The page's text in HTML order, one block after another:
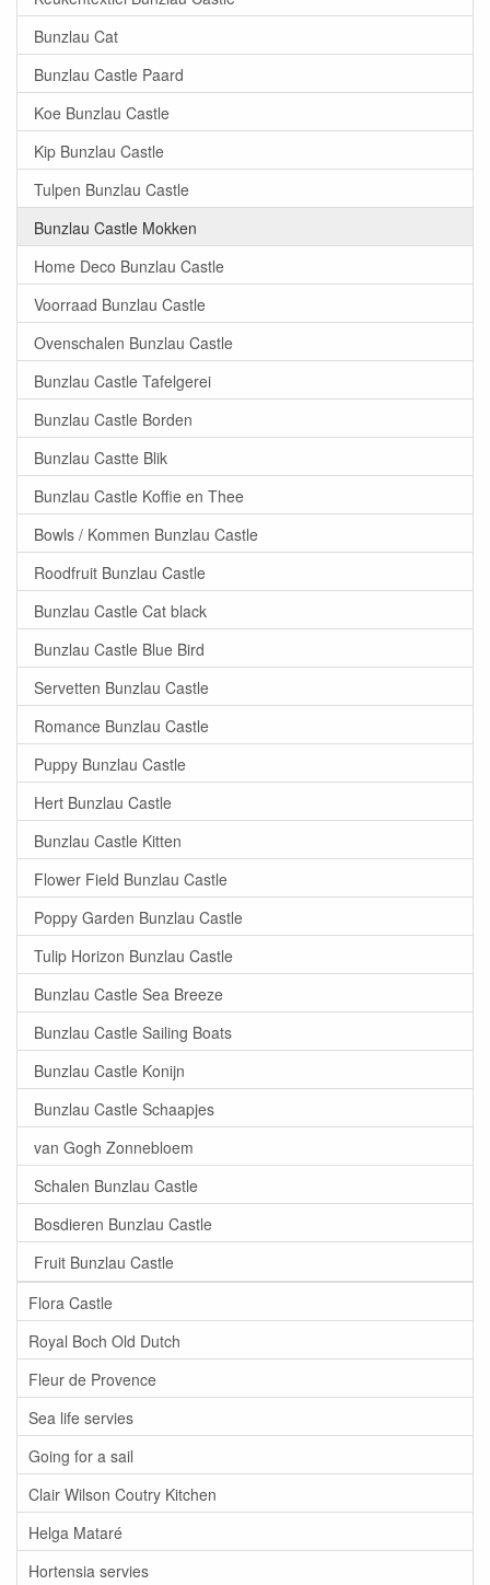
Bunzlau Cat
Bunzlau Castle Paard
Koe Bunzlau Castle
Kip Bunzlau Castle
Tulpen Bunzlau Castle
Bunzlau Castle Mokken
Home Deco Bunzlau Castle
Voorraad Bunzlau Castle
Ovenschalen Bunzlau Castle
Bunzlau Castle Tafelgerei
Bunzlau Castle Borden
Bunzlau Castte Blik
Bunzlau Castle Koffie en Thee
Bowls / Kommen Bunzlau Castle
Roodfruit Bunzlau Castle
Bunzlau Castle Cat black
Bunzlau Castle Blue Bird
Servetten Bunzlau Castle
Romance Bunzlau Castle
Puppy Bunzlau Castle
Hert Bunzlau Castle
Bunzlau Castle Kitten
Flower Field Bunzlau Castle
Poppy Garden Bunzlau Castle
Tulip Horizon Bunzlau Castle
Bunzlau Castle Sea Breeze
Bunzlau Castle Sailing Boats
Bunzlau Castle Konijn
Bunzlau Castle Schaapjes
van Gogh Zonnebloem
Schalen Bunzlau Castle
Bosdieren Bunzlau Castle
Fruit Bunzlau Castle
Flora Castle
Royal Boch Old Dutch
Fleur de Provence
Sea life servies
Going for a sail
Clair Wilson Coutry Kitchen
Helga Mataré
Hortensia servies